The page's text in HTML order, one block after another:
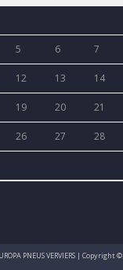
5 6 7
12 13 14
19 20 21
26 27 28
PNEUS VERVIERS | Copyright